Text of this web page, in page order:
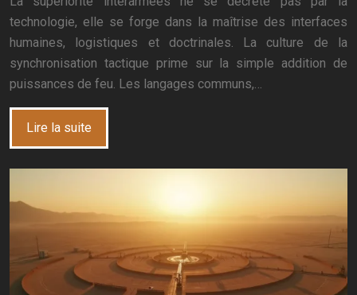
technologie, elle se forge dans la maîtrise des interfaces
humaines, logistiques et doctrinales. La culture de la
synchronisation tactique prime sur la simple addition de
puissances de feu. Les langages communs,…
Lire la suite